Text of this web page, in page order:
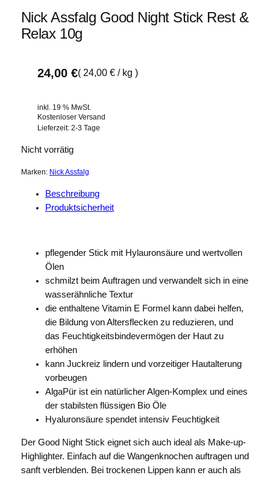
Nick Assfalg Good Night Stick Rest &
Relax 10g
24,00 €( 24,00 €/ kg )
inkl. 19 % MwSt.
Kostenloser Versand
Lieferzeit: 2-3 Tage
Nicht vorrätig
Marken: Nick Assfalg
Beschreibung
Produktsicherheit
pflegender Stick mit Hylauronsäure und wertvollen
Ölen
schmilzt beim Auftragen und verwandelt sich in eine
wasserähnliche Textur
die enthaltene Vitamin E Formel kann dabei helfen,
die Bildung von Altersflecken zu reduzieren, und
das Feuchtigkeitsbindevermögen der Haut zu
erhöhen
kann Juckreiz lindern und vorzeitiger Hautalterung
vorbeugen
AlgaPür ist ein natürlicher Algen-Komplex und eines
der stabilsten flüssigen Bio Öle
Hyaluronsäure spendet intensiv Feuchtigkeit
Der Good Night Stick eignet sich auch ideal als Make-up-
Highlighter. Einfach auf die Wangenknochen auftragen und
sanft verblenden. Bei trockenen Lippen kann er auch als